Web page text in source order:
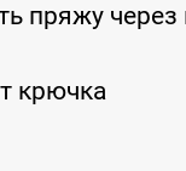
пряжу
крючка